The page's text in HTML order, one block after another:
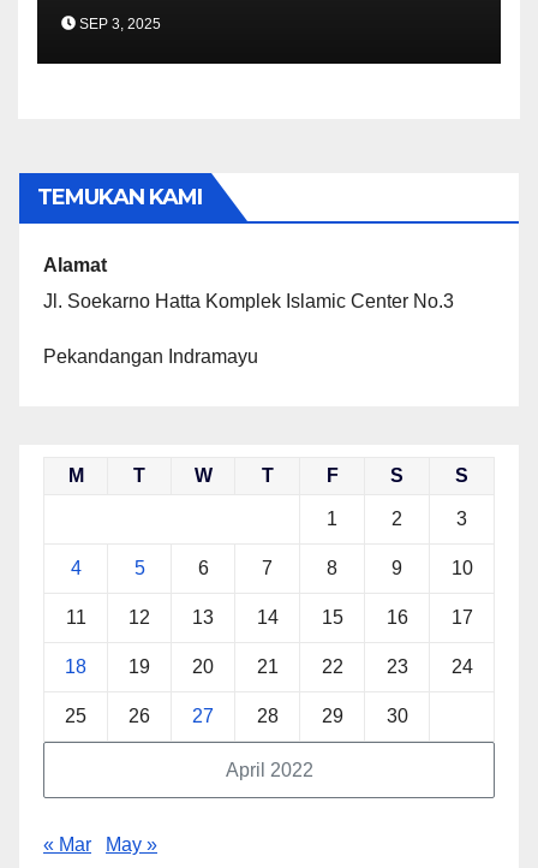
SEP 3, 2025
TEMUKAN KAMI
Alamat
Jl. Soekarno Hatta Komplek Islamic Center No.3
Pekandangan Indramayu
April 2022
M T W T F S S
1 2 3
4 5 6 7 8 9 10
11 12 13 14 15 16 17
18 19 20 21 22 23 24
25 26 27 28 29 30
« Mar May »